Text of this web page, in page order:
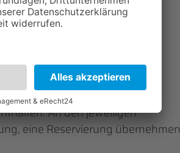
seid
65 Euro pro Person. Darin
Arbeitsmaterial, die
des gesamten Pflanztages.
An den jeweiligen
eine Reservierung übernehmen